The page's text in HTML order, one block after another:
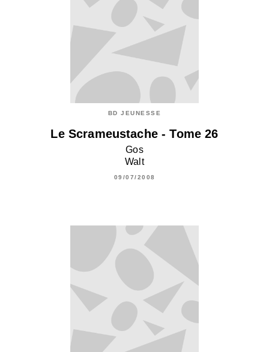
BD JEUNESSE
Le Scrameustache - Tome 26
Gos
Walt
09/07/2008